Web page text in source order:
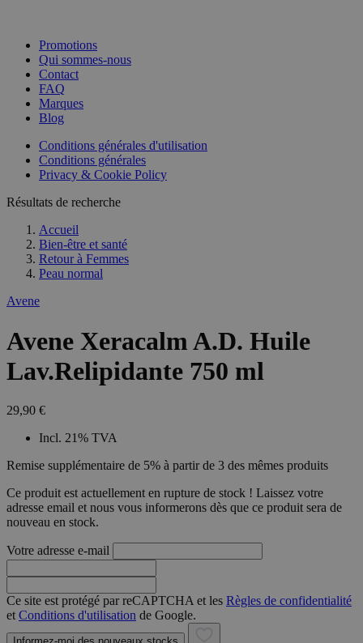
Promotions
Qui sommes-nous
Contact
FAQ
Marques
Blog
Conditions générales d'utilisation
Conditions générales
Privacy & Cookie Policy
Résultats de recherche
Accueil
Bien-être et santé
Retour à Femmes
Peau normal
Avene
Avene Xeracalm A.D. Huile
Lav.Relipidante 750 ml
29,90 €
Incl. 21% TVA
Remise supplémentaire de 5% à partir de 3 des mêmes produits
Ce produit est actuellement en rupture de stock ! Laissez votre
adresse email et nous vous informerons dès que ce produit sera de
nouveau en stock.
Votre adresse e-mail
Ce site est protégé par reCAPTCHA et les Règles de confidentialité
et Conditions d'utilisation de Google.